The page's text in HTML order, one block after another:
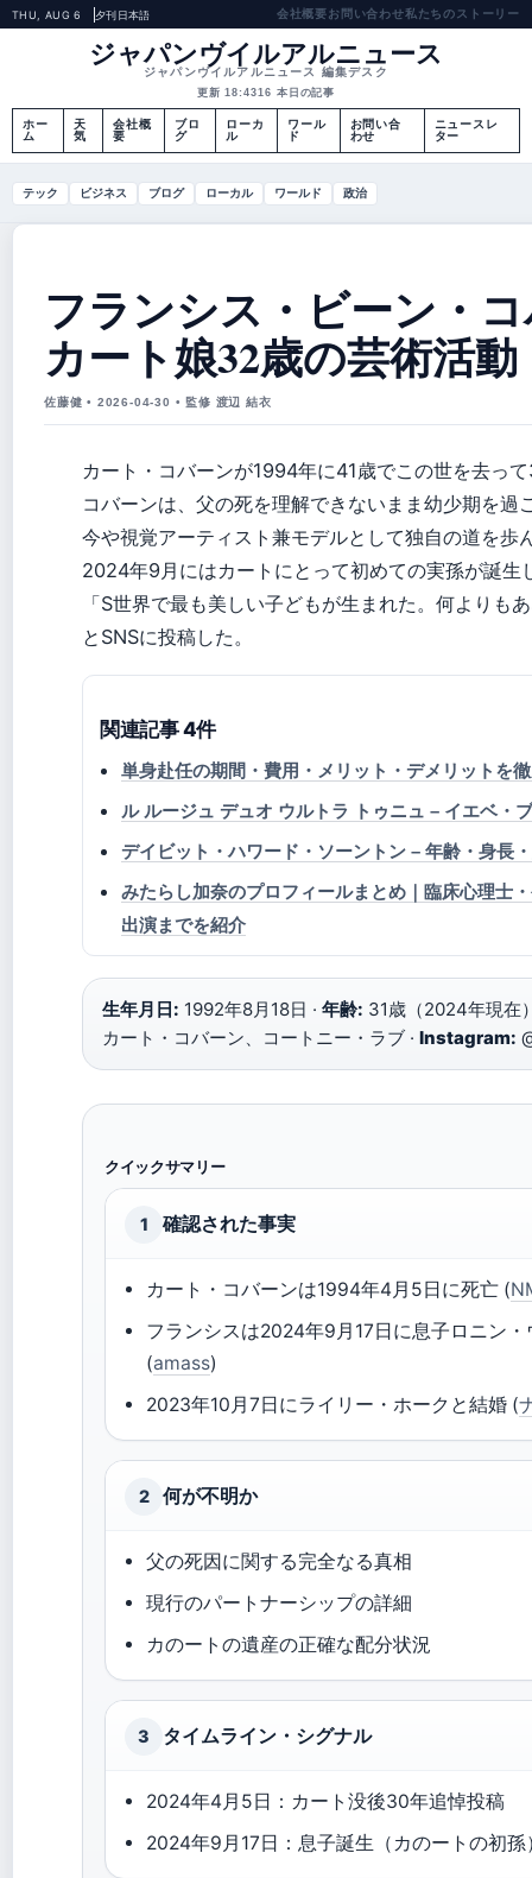
THU, AUG 6 夕刊日本語 会社概要お問い合わせ私たちのストーリー
ジャパンヴイルアルニュース
ジャパンヴイルアルニュース 編集デスク
更新 18:4316 本日の記事
ホー
ム
天
気
会社概
要
ブロ
グ
ローカ
ル
ワール
ド
お問い合
わせ
ニュースレ
ター
テック ビジネス ブログ ローカル ワールド 政治
フランシス・ビーン・
カート娘32歳の芸術活
佐藤健 • 2026-04-30 • 監修 渡辺 結衣
カート・コバーンが1994年に41歳でこの世を去っ
コバーンは、父の死を理解できないまま幼少期を過
今や視覚アーティスト兼モデルとして独自の道を歩
2024年9月にはカートにとって初めての実孫が誕生
「S世界で最も美しい子どもが生まれた。何よりも
とSNSに投稿した。
関連記事 4件
単身赴任の期間・費用・メリット・デメリットを
ル ルージュ デュオ ウルトラ トゥニュ – イエベ・
デイビット・ハワード・ソーントン – 年齢・身長
みたらし加奈のプロフィールまとめ｜臨床心理士
出演までを紹介
生年月日: 1992年8月18日 · 年齢: 31歳（2024年現在
カート・コバーン、コートニー・ラブ · Instagram:
クイックサマリー
1 確認された事実
カート・コバーンは1994年4月5日に死亡 (
フランシスは2024年9月17日に息子ロニン
(amass)
2023年10月7日にライリー・ホークと結婚 (
2 何が不明か
父の死因に関する完全なる真相
現行のパートナーシップの詳細
カのートの遺産の正確な配分状況
3 タイムライン・シグナル
2024年4月5日：カート没後30年追悼投稿
2024年9月17日：息子誕生（カのートの初孫